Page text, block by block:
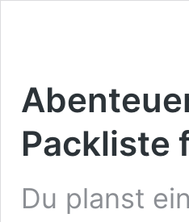
Packliste
Du planst